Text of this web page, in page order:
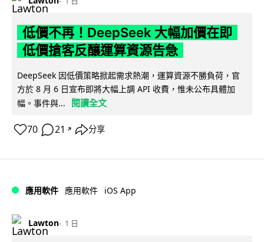
低價不再！DeepSeek 大幅加價在即
低價搶客反釀運算資源告急
DeepSeek 因低價策略掀起需求熱潮，運算資源不勝負荷，官
方於 8 月 6 日宣布即將大幅上調 API 收費，惟未公布具體加
幅。事件與...
閱讀全文
70 21 ↗ 分享
應用軟件 應用軟件 iOS App
Lawton 1 日